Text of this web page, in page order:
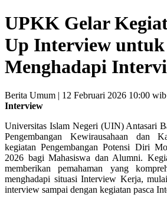
UPKK Gelar
Up Interview untuk
Menghadapi
Berita Umum | 12 Februari 2026 10:00 wib
Interview
Universitas Islam Negeri (UIN) Antasari
Pengembangan Kewirausahaan dan
kegiatan Pengembangan Potensi Diri
2026 bagi Mahasiswa dan Alumni. K
memberikan pemahaman yang
menghadapi situasi Interview Kerja,
interview sampai dengan kegiatan pasca